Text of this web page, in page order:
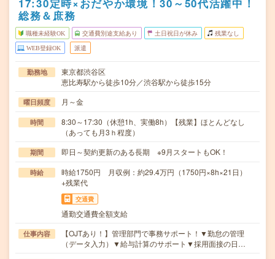
17:30定時×おだやか環境！30～50代活躍中！
総務＆庶務
職種未経験OK 交通費別途支給あり 土日祝日が休み 残業なし
WEB登録OK 派遣
勤務地
東京都渋谷区
恵比寿駅から徒歩10分／渋谷駅から徒歩15分
曜日頻度 月～金
時間
8:30～17:30（休憩1h、実働8h）【残業】ほとんどなし
（あっても月3ｈ程度）
期間 即日～契約更新のある長期 ※9月スタートもOK！
時給
時給1750円 月収例：約29.4万円（1750円×8h×21日）
+残業代
交通費
通勤交通費全額支給
仕事内容
【OJTあり！】管理部門で事務サポート！▼勤怠の管理
（データ入力）▼給与計算のサポート▼採用面接の日…